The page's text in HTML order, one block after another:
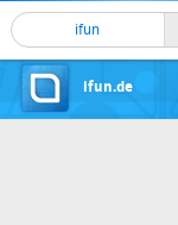
ifun
ifun.de